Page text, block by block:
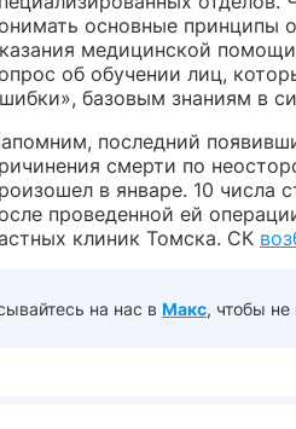
основные принципы
медицинской
об обучении лиц,
базовым знаниям в
последний
смерти по
в январе. 10 числа
проведенной ей
клиник Томска. СК
на нас в Макс, чтобы не